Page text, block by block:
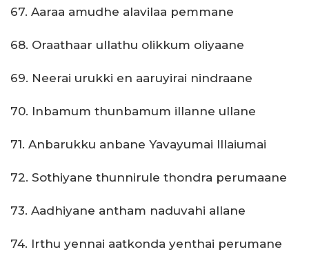
67. Aaraa amudhe alavilaa pemmane
68. Oraathaar ullathu olikkum oliyaane
69. Neerai urukki en aaruyirai nindraane
70. Inbamum thunbamum illanne ullane
71. Anbarukku anbane Yavayumai Illaiumai
72. Sothiyane thunnirule thondra perumaane
73. Aadhiyane antham naduvahi allane
74. Irthu yennai aatkonda yenthai perumane